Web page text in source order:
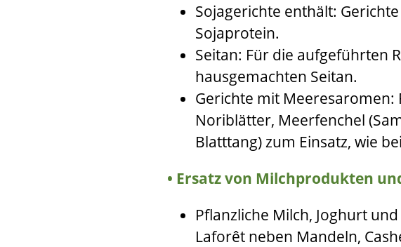
Sojagerichte enthält:
Sojaprotein.
Seitan: Für die aufgeführten
hausgemachten Seitan.
Gerichte mit
Noriblätter, Meerfenchel
Blatttang) zum Einsatz, wie
Ersatz von Milchprodukten
Pflanzliche Milch, Joghurt
Laforêt neben Mandeln,